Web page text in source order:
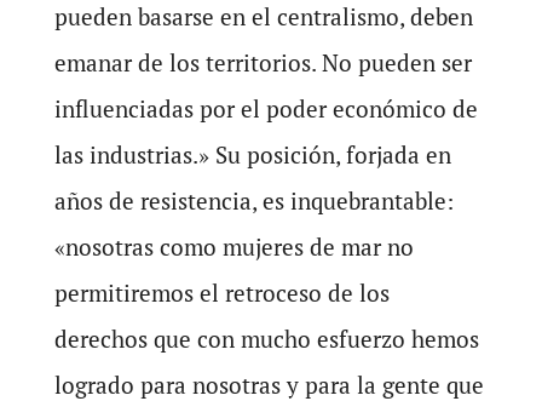
pueden basarse en el centralismo, deben
emanar de los territorios. No pueden ser
influenciadas por el poder económico de
las industrias.» Su posición, forjada en
años de resistencia, es inquebrantable:
«nosotras como mujeres de mar no
permitiremos el retroceso de los
derechos que con mucho esfuerzo hemos
logrado para nosotras y para la gente que